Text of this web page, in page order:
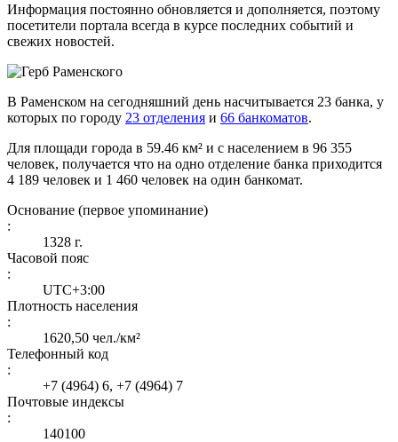
Информация постоянно обновляется и дополняется, поэтому
посетители портала всегда в курсе последних событий и
свежих новостей.
В Раменском на сегодняшний день насчитывается 23 банка, у
которых по городу 23 отделения и 66 банкоматов.
Для площади города в 59.46 км² и с населением в 96 355
человек, получается что на одно отделение банка приходится
4 189 человек и 1 460 человек на один банкомат.
Основание (первое упоминание)
:
1328 г.
Часовой пояс
:
UTC+3:00
Плотность населения
:
1620,50 чел./км²
Телефонный код
:
+7 (4964) 6, +7 (4964) 7
Почтовые индексы
:
140100